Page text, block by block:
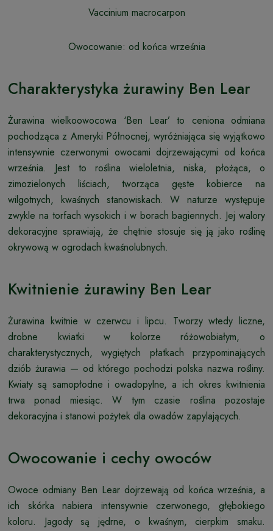
Vaccinium macrocarpon
Owocowanie: od końca września
Charakterystyka żurawiny Ben Lear
Żurawina wielkoowocowa ‘Ben Lear’ to ceniona odmiana
pochodząca z Ameryki Północnej, wyróżniająca się wyjątkowo
intensywnie czerwonymi owocami dojrzewającymi od końca
września. Jest to roślina wieloletnia, niska, płożąca, o
zimozielonych liściach, tworząca gęste kobierce na
wilgotnych, kwaśnych stanowiskach. W naturze występuje
zwykle na torfach wysokich i w borach bagiennych. Jej walory
dekoracyjne sprawiają, że chętnie stosuje się ją jako roślinę
okrywową w ogrodach kwaśnolubnych.
Kwitnienie żurawiny Ben Lear
Żurawina kwitnie w czerwcu i lipcu. Tworzy wtedy liczne,
drobne kwiatki w kolorze różowobiałym, o
charakterystycznych, wygiętych płatkach przypominających
dziób żurawia — od którego pochodzi polska nazwa rośliny.
Kwiaty są samopłodne i owadopylne, a ich okres kwitnienia
trwa ponad miesiąc. W tym czasie roślina pozostaje
dekoracyjna i stanowi pożytek dla owadów zapylających.
Owocowanie i cechy owoców
Owoce odmiany Ben Lear dojrzewają od końca września, a
ich skórka nabiera intensywnie czerwonego, głębokiego
koloru. Jagody są jędrne, o kwaśnym, cierpkim smaku.